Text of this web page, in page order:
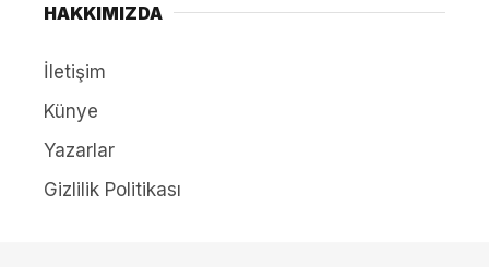
HAKKIMIZDA
İletişim
Künye
Yazarlar
Gizlilik Politikası